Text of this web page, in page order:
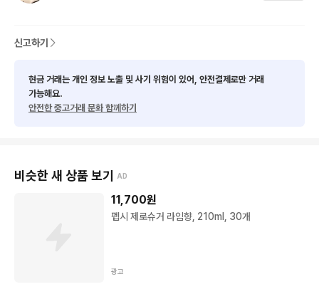
신고하기
현금 거래는 개인 정보 노출 및 사기 위험이 있어, 안전결제로만 거래
가능해요.
안전한 중고거래 문화 함께하기
비슷한 새 상품 보기 AD
11,700원
펩시 제로슈거 라임향, 210ml, 30개
광고